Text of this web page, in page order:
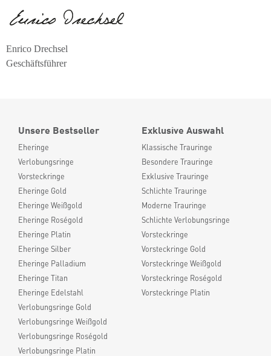
Enrico Drechsel
Geschäftsführer
Unsere Bestseller
Eheringe
Verlobungsringe
Vorsteckringe
Eheringe Gold
Eheringe Weißgold
Eheringe Roségold
Eheringe Platin
Eheringe Silber
Eheringe Palladium
Eheringe Titan
Eheringe Edelstahl
Verlobungsringe Gold
Verlobungsringe Weißgold
Verlobungsringe Roségold
Verlobungsringe Platin
Exklusive Auswahl
Klassische Trauringe
Besondere Trauringe
Exklusive Trauringe
Schlichte Trauringe
Moderne Trauringe
Schlichte Verlobungsringe
Vorsteckringe
Vorsteckringe Gold
Vorsteckringe Weißgold
Vorsteckringe Roségold
Vorsteckringe Platin